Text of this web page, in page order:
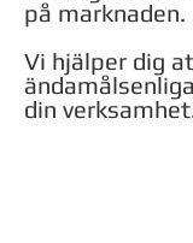
på marknaden.
Vi hjälper dig
din